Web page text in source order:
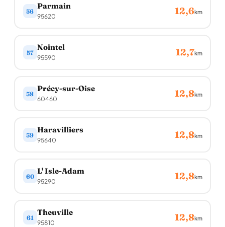
56
Parmain
95620 12,6km
57
Nointel
95590 12,7km
58
Précy-sur-Oise
60460 12,8km
59
Haravilliers
95640 12,8km
60
L' Isle-Adam
95290 12,8km
61
Theuville
95810 12,8km